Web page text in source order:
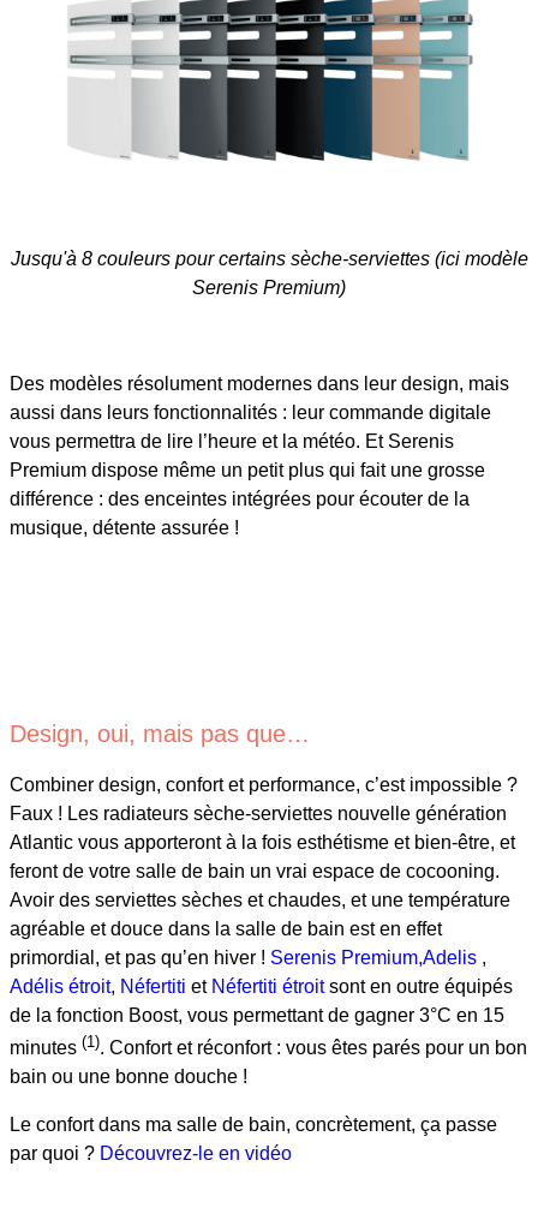
Jusqu'à 8 couleurs pour certains sèche-serviettes (ici modèle
Serenis Premium)
Des modèles résolument modernes dans leur design, mais
aussi dans leurs fonctionnalités : leur commande digitale
vous permettra de lire l’heure et la météo. Et Serenis
Premium dispose même un petit plus qui fait une grosse
différence : des enceintes intégrées pour écouter de la
musique, détente assurée !
Design, oui, mais pas que…
Combiner design, confort et performance, c’est impossible ?
Faux ! Les radiateurs sèche-serviettes nouvelle génération
Atlantic vous apporteront à la fois esthétisme et bien-être, et
feront de votre salle de bain un vrai espace de cocooning.
Avoir des serviettes sèches et chaudes, et une température
agréable et douce dans la salle de bain est en effet
primordial, et pas qu’en hiver ! Serenis Premium,Adelis ,
Adélis étroit, Néfertiti et Néfertiti étroitsont en outre équipés
de la fonction Boost, vous permettant de gagner 3°C en 15
minutes (1). Confort et réconfort : vous êtes parés pour un bon
bain ou une bonne douche !
Le confort dans ma salle de bain, concrètement, ça passe
par quoi ? Découvrez-le en vidéo